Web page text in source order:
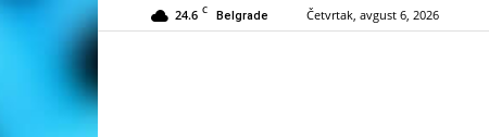
24.6 C Belgrade Četvrtak, avgust 6, 2026